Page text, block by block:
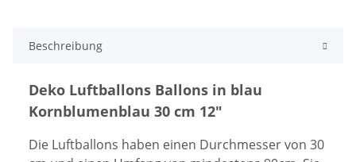
Beschreibung
Deko Luftballons Ballons in blau
Kornblumenblau 30 cm 12"
Die Luftballons haben einen Durchmesser von 30